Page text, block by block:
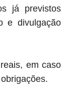
já previstos
e divulgação
em caso